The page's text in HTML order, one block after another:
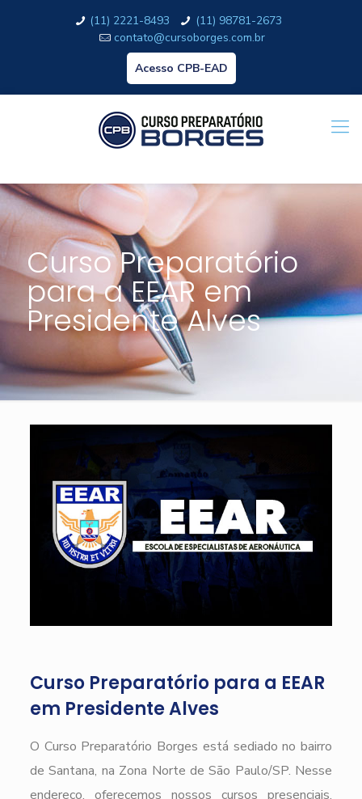
(11) 2221-8493
(11) 98781-2673
contato@cursoborges.com.br
Acesso CPB-EAD
Curso Preparatório
para a EEAR em
Presidente Alves
Curso Preparatório para a EEAR
em Presidente Alves
O Curso Preparatório Borges está sediado no bairro
de Santana, na Zona Norte de São Paulo/SP. Nesse
endereço, oferecemos nossos cursos presenciais.